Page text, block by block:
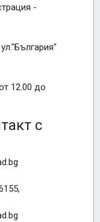
-
12.00 до
с